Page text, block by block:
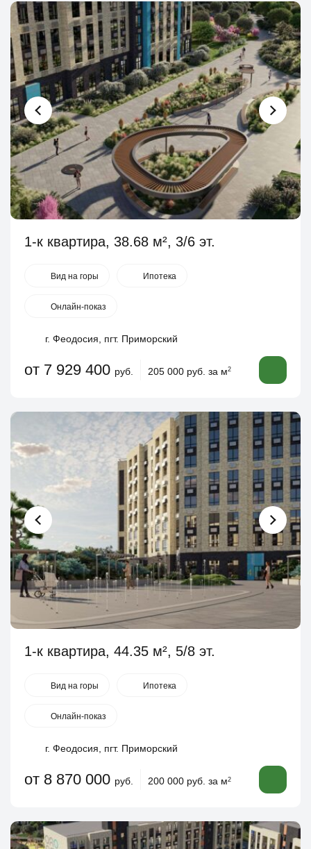
1-к квартира, 38.68 м², 3/6 эт.
Вид на горы Ипотека
Онлайн-показ
г. Феодосия, пгт. Приморский
от 7 929 400 руб. 205 000 руб. за м2
1-к квартира, 44.35 м², 5/8 эт.
Вид на горы Ипотека
Онлайн-показ
г. Феодосия, пгт. Приморский
от 8 870 000 руб. 200 000 руб. за м2